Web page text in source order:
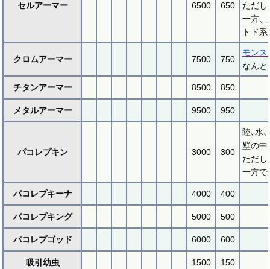
セルアーマー 6500 650
ただ
一方、
トド
クロムアーマー 7500 750
モンス
なんと
チタンアーマー 8500 850
メタルアーマー 9500 950
パコレプキン 3000 300
陸､水
壁の中
ただし
一方で
パコレプキーナ 4000 400
パコレプキング 5000 500
パコレプゴッド 6000 600
吸引幼虫 1500 150